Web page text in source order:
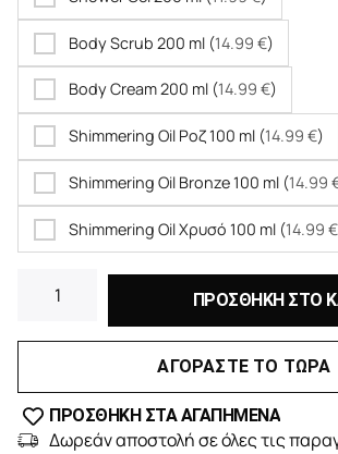
Body Scrub 200 ml (14.99 €)
Body Cream 200 ml (14.99 €)
Shimmering Oil Ροζ 100 ml (14.99 €)
Shimmering Oil Bronze 100 ml (14.99
Shimmering Oil Χρυσό 100 ml (14.99 €
ΠΡΟΣΘΗΚΗ ΣΤΟ
ΑΓΟΡΑΣΤΕ ΤΟ ΤΩΡΑ
ΠΡΟΣΘΗΚΗ ΣΤΑ ΑΓΑΠΗΜΕΝΑ
Δωρεάν αποστολή σε όλες τις